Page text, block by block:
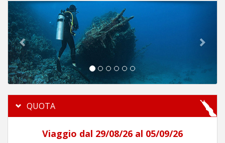
Previous Next
QUOTA
Viaggio dal 29/08/26 al 05/09/26